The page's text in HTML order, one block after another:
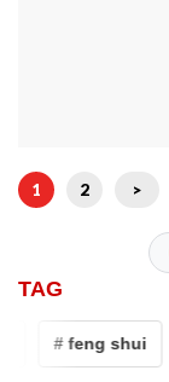
1 2 >
TAG
# feng shui